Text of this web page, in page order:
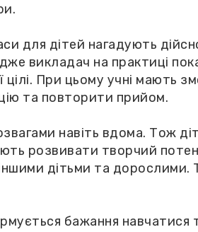
для дітей нагадують
викладач на практиці
цілі. При цьому учні мають
та повторити прийом.
навіть вдома. Тож
розвивати творчий
дітьми та дорослими.
бажання навчатися